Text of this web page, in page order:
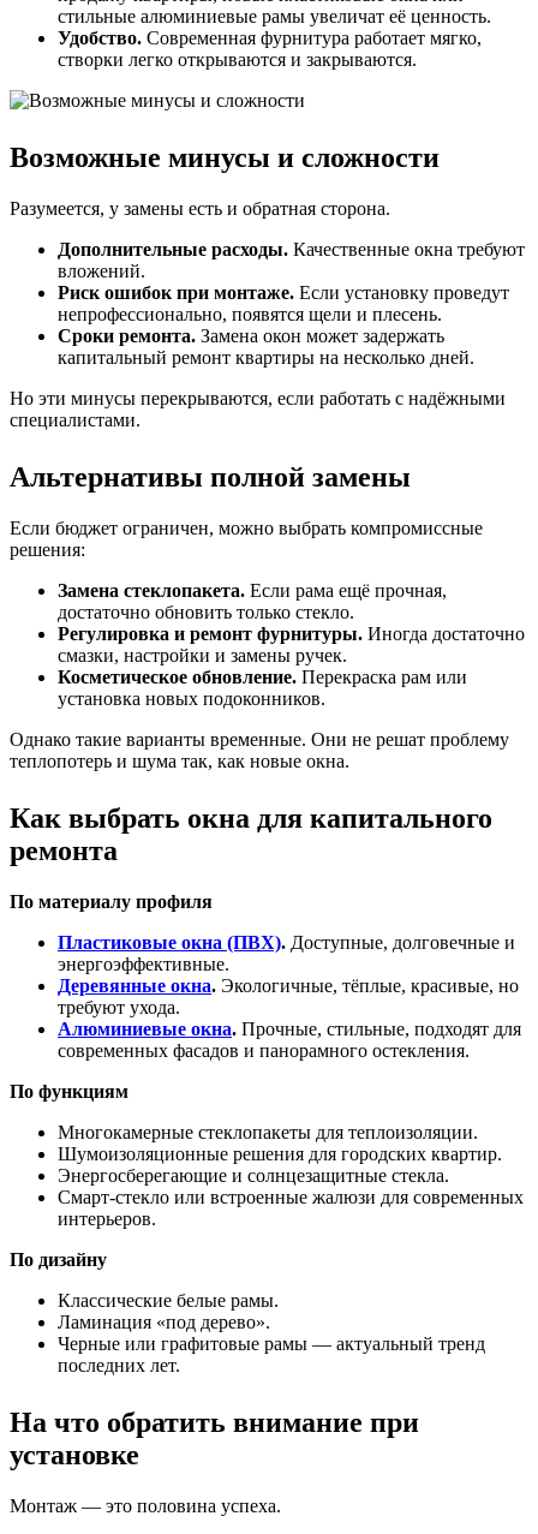
стильные алюминиевые рамы увеличат её ценность.
Удобство. Современная фурнитура работает мягко,
створки легко открываются и закрываются.
Возможные минусы и сложности
Разумеется, у замены есть и обратная сторона.
Дополнительные расходы. Качественные окна требуют
вложений.
Риск ошибок при монтаже. Если установку проведут
непрофессионально, появятся щели и плесень.
Сроки ремонта. Замена окон может задержать
капитальный ремонт квартиры на несколько дней.
Но эти минусы перекрываются, если работать с надёжными
специалистами.
Альтернативы полной замены
Если бюджет ограничен, можно выбрать компромиссные
решения:
Замена стеклопакета. Если рама ещё прочная,
достаточно обновить только стекло.
Регулировка и ремонт фурнитуры. Иногда достаточно
смазки, настройки и замены ручек.
Косметическое обновление. Перекраска рам или
установка новых подоконников.
Однако такие варианты временные. Они не решат проблему
теплопотерь и шума так, как новые окна.
Как выбрать окна для капитального
ремонта
По материалу профиля
Пластиковые окна (ПВХ). Доступные, долговечные и
энергоэффективные.
Деревянные окна. Экологичные, тёплые, красивые, но
требуют ухода.
Алюминиевые окна. Прочные, стильные, подходят для
современных фасадов и панорамного остекления.
По функциям
Многокамерные стеклопакеты для теплоизоляции.
Шумоизоляционные решения для городских квартир.
Энергосберегающие и солнцезащитные стекла.
Смарт-стекло или встроенные жалюзи для современных
интерьеров.
По дизайну
Классические белые рамы.
Ламинация «под дерево».
Черные или графитовые рамы — актуальный тренд
последних лет.
На что обратить внимание при
установке
Монтаж — это половина успеха.